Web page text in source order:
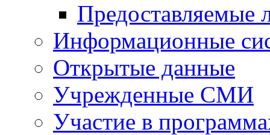
Предоставляемые
Информационные
Открытые данные
Учрежденные СМИ
Участие в